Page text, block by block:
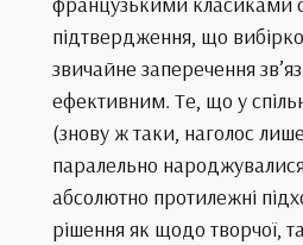
підтвердження, що
звичайне заперечення
ефективним. Те, що у
(знову ж таки, наголос
паралельно
абсолютно протилежні
рішення як щодо творчої,